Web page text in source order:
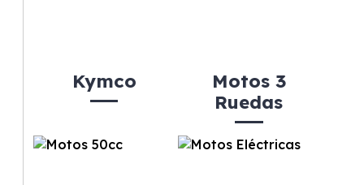
Kymco
Motos 3
Ruedas